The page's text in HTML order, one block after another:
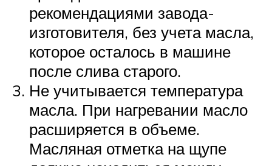
рекомендациями завода-
изготовителя, без учета масла,
которое осталось в машине
после слива старого.
Не учитывается температура
масла. При нагревании масло
расширяется в объеме.
Масляная отметка на щупе